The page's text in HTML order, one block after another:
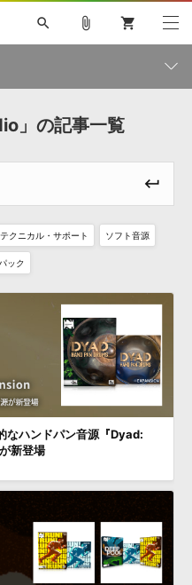
音楽カード製作サービス
楽曲配信流通サービス
無償のサウンド
次世代型ボーカル・エディタ
映像のBGM・
search
ン V4X
巡音ルカ V4X
ライセンスフリーBGM
TRANCE ROUTER.FM
ェクト
attach_file shopping_cart
」の記事一覧
テクニカル・サポート ソフト音源
ック
なハンドパン音源『Dyad:
新登場